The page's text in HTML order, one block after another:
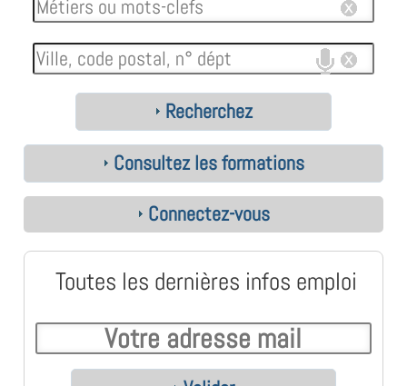
Recherchez
Consultez les formations
Connectez-vous
Toutes les dernières infos emploi